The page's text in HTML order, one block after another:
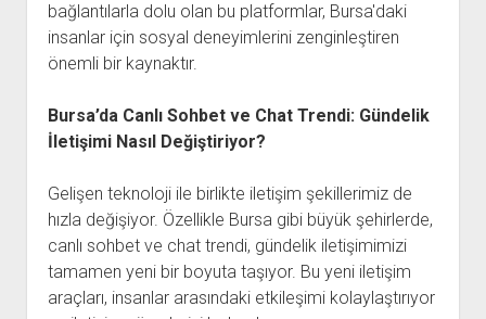
bağlantılarla dolu olan bu platformlar, Bursa'daki
insanlar için sosyal deneyimlerini zenginleştiren
önemli bir kaynaktır.
Bursa’da Canlı Sohbet ve Chat Trendi: Gündelik
İletişimi Nasıl Değiştiriyor?
Gelişen teknoloji ile birlikte iletişim şekillerimiz de
hızla değişiyor. Özellikle Bursa gibi büyük şehirlerde,
canlı sohbet ve chat trendi, gündelik iletişimimizi
tamamen yeni bir boyuta taşıyor. Bu yeni iletişim
araçları, insanlar arasındaki etkileşimi kolaylaştırıyor